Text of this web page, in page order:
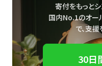
寄付をもっとシ
国内No.1のオー
で、支援
30日